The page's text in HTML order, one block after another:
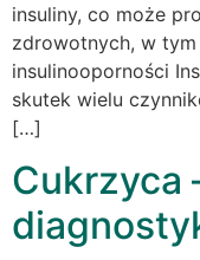
insuliny, co może
zdrowotnych, w
insulinooporności
skutek wielu
[…]
Cukrzyca